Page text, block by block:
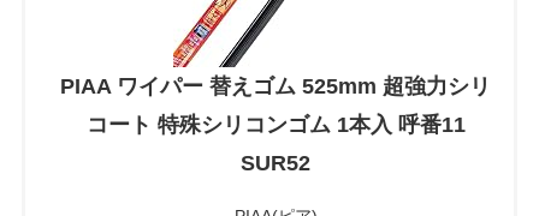
PIAA ワイパー 替えゴム 525mm 超強力シリ
コート 特殊シリコンゴム 1本入 呼番11
SUR52